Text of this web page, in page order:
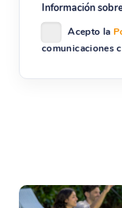
Información
Acepto la
comunicaciones